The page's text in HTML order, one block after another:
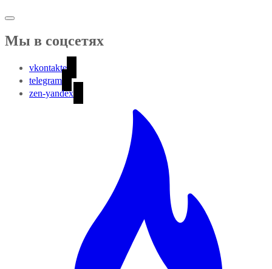
Мы в соцсетях
vkontakte
telegram
zen-yandex